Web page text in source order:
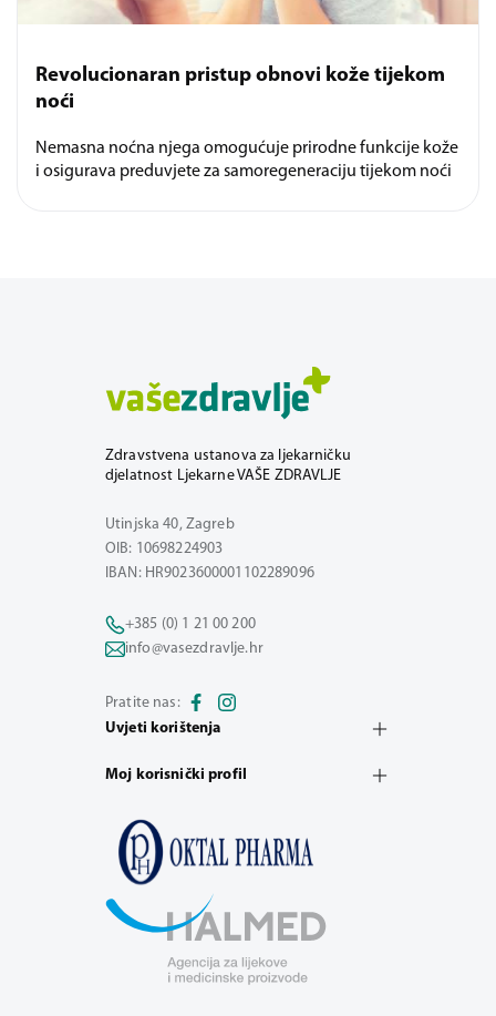
Revolucionaran pristup obnovi kože tijekom
noći
Nemasna noćna njega omogućuje prirodne funkcije kože
i osigurava preduvjete za samoregeneraciju tijekom noći
Zdravstvena ustanova za ljekarničku
djelatnost Ljekarne VAŠE ZDRAVLJE
Utinjska 40, Zagreb
OIB: 10698224903
IBAN: HR9023600001102289096
+385 (0) 1 21 00 200
info@vasezdravlje.hr
Pratite nas:
Uvjeti korištenja
Moj korisnički profil